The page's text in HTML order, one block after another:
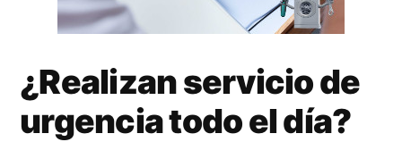
¿Realizan servicio de
urgencia todo el día?